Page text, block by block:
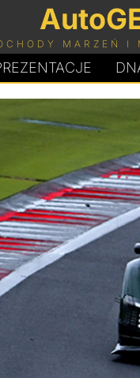
MARZEŃ I
DN